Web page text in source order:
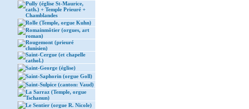
Pully (église St-Maurice,
cath.) + Temple Prieuré +
Chamblandes
Rolle (Temple, orgue Kuhn)
Romainmôtier (orgues, art
roman)
Rougemont (prieuré
clunisien)
Saint-Cergue (et chapelle
cathol.)
Saint-George (église)
Saint-Saphorin (orgue Goll)
Saint-Sulpice (canton: Vaud)
La Sarraz (Temple, orgue
Tschanun)
Le Sentier (orgue R. Nicole)